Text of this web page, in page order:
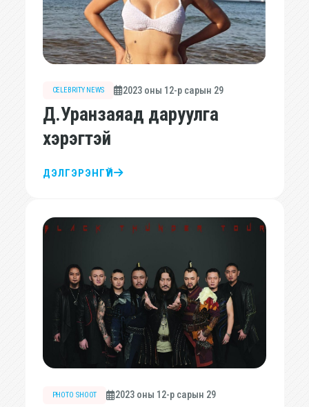
CELEBRITY NEWS 2023 оны 12-р сарын 29
Д.Уранзаяад даруулга
хэрэгтэй
ДЭЛГЭРЭНГҮЙ
PHOTO SHOOT 2023 оны 12-р сарын 29